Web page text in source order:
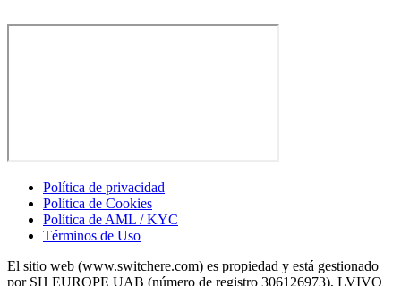
Política de privacidad
Política de Cookies
Política de AML / KYC
Términos de Uso
El sitio web (www.switchere.com) es propiedad y está gestionado
por SH EUROPE UAB (número de registro 306126973), LVIVO